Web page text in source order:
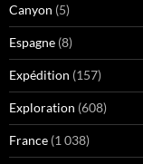
Canyon (5)
Espagne (8)
Expédition (157)
Exploration (608)
France (1 038)